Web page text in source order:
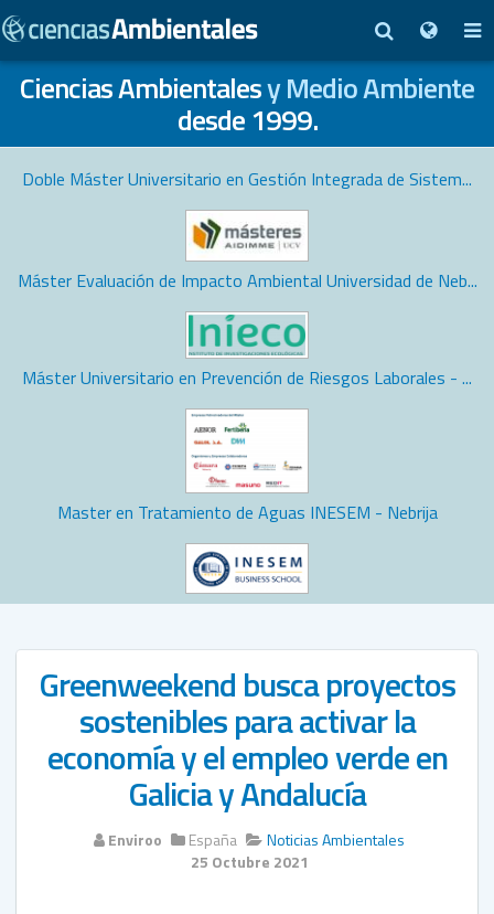
Ciencias Ambientalesy Medio Ambiente
desde 1999.
Doble Máster Universitario en Gestión Integrada de Sistem...
Máster Evaluación de Impacto Ambiental Universidad de Neb...
Máster Universitario en Prevención de Riesgos Laborales - ...
Master en Tratamiento de Aguas INESEM - Nebrija
Greenweekend busca proyectos
sostenibles para activar la
economía y el empleo verde en
Galicia y Andalucía
Enviroo España
Noticias Ambientales
25 Octubre 2021